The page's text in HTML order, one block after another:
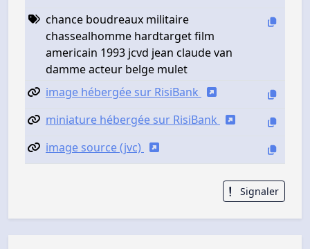
chance boudreaux militaire
chassealhomme hardtarget film
americain 1993 jcvd jean claude van
damme acteur belge mulet
image hébergée sur RisiBank
miniature hébergée sur RisiBank
image source (jvc)
Signaler